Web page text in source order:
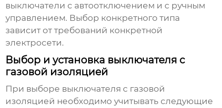
выключатели с автоотключением и с ручным
управлением. Выбор конкретного типа
зависит от требований конкретной
электросети.
Выбор и установка выключателя с
газовой изоляцией
При выборе выключателя с газовой
изоляцией необходимо учитывать следующие